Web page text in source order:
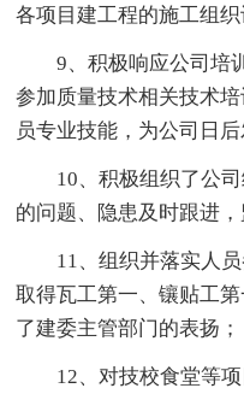
各项目建工程的施工组织
9、积极响应公司培
参加质量技术相关技术
员专业技能，为公司日
10、积极组织了公
的问题、隐患及时跟进
11、组织并落实人
取得瓦工第一、镶贴工
了建委主管部门的表扬；
12、对技校食堂等